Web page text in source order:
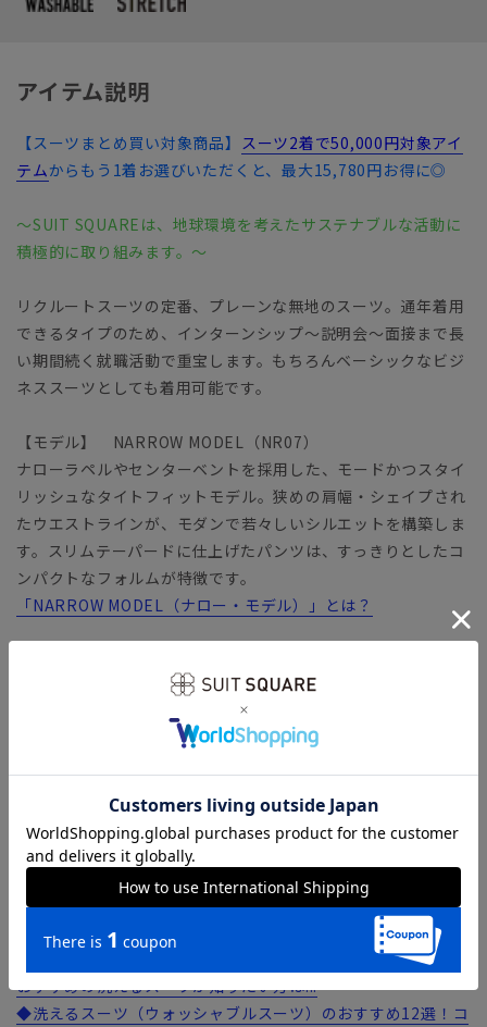
アイテム説明
【スーツまとめ買い対象商品】 スーツ2着で50,000円対象アイ
テムからもう1着お選びいただくと、最大15,780円お得に◎
～SUIT SQUAREは、地球環境を考えたサステナブルな活動に
積極的に取り組みます。～
リクルートスーツの定番、プレーンな無地のスーツ。通年着用
できるタイプのため、インターンシップ～説明会～面接まで長
い期間続く就職活動で重宝します。もちろんベーシックなビジ
ネススーツとしても着用可能です。
【モデル】 NARROW MODEL（NR07）
ナローラペルやセンターベントを採用した、モードかつスタイ
リッシュなタイトフィットモデル。狭めの肩幅・シェイプされ
たウエストラインが、モダンで若々しいシルエットを構築しま
す。スリムテーパードに仕上げたパンツは、すっきりとしたコ
ンパクトなフォルムが特徴です。
「NARROW MODEL（ナロー・モデル）」とは？
ECO（自然や環境保全）＋LAND（陸地、すなわち地球）を意
味する『ELANCO』。染色後の水を再利用することで、節水、
使用電力の削減、汚染物質排出の削減を実現した、自然や地球
ウールをブレンドし、柔らかくしなやかなタッチに仕上げたク
リアツイル素材。高い形態安定性に加え、心地よいストレッチ
性、耐久性も兼ね備えました。
【機能】
ウォッシャブル／汚れてもご家庭で簡単にお洗濯が可能です。
おすすめの洗えるスーツが知りたい方は...
◆洗えるスーツ（ウォッシャブルスーツ）のおすすめ12選！コ